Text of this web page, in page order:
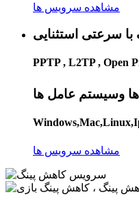
مشاهده سرویس ها
سرعتی استثنایی
PPTP , L2TP , Open
وسیستم عامل ها
مشاهده سرویس ها